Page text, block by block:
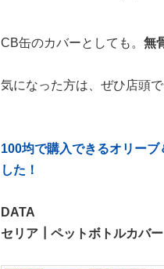
CB缶のカバーとしても。 無
気になった方は、ぜひ店頭
100均で購入できるオリー
した！
DATA
セリア┃ペットボトルカバー